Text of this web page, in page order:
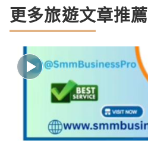
更多旅遊文章推薦